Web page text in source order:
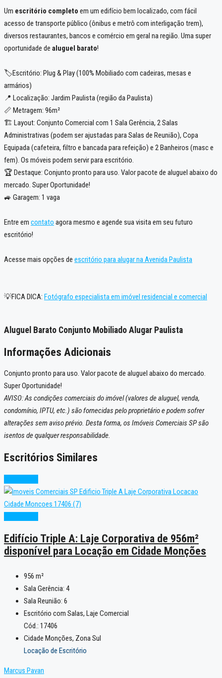
Um escritório completo em um edifício bem localizado, com fácil
acesso de transporte público (ônibus e metrô com interligação trem),
diversos restaurantes, bancos e comércio em geral na região. Uma super
oportunidade de aluguel barato!
🏷️Escritório: Plug & Play (100% Mobiliado com cadeiras, mesas e
armários)
📍 Localização: Jardim Paulista (região da Paulista)
📏 Metragem: 96m²
🏗️ Layout: Conjunto Comercial com 1 Sala Gerência, 2 Salas
Administrativas (podem ser ajustadas para Salas de Reunião), Copa
Equipada (cafeteira, filtro e bancada para refeição) e 2 Banheiros (masc e
fem). Os móveis podem servir para escritório.
🏆 Destaque: Conjunto pronto para uso. Valor pacote de aluguel abaixo do
mercado. Super Oportunidade!
🚙 Garagem: 1 vaga
Entre em contato agora mesmo e agende sua visita em seu futuro
escritório!
Acesse mais opções de escritório para alugar na Avenida Paulista
💡FICA DICA: Fotógrafo especialista em imóvel residencial e comercial
Aluguel Barato Conjunto Mobiliado Alugar Paulista
Informações Adicionais
Conjunto pronto para uso. Valor pacote de aluguel abaixo do mercado.
Super Oportunidade!
AVISO: As condições comerciais do imóvel (valores de aluguel, venda,
condomínio, IPTU, etc.) são fornecidas pelo proprietário e podem sofrer
alterações sem aviso prévio. Desta forma, os Imóveis Comerciais SP são
isentos de qualquer responsabilidade.
Escritórios Similares
Edifício Triple A: Laje Corporativa de 956m²
disponível para Locação em Cidade Monções
956 m²
Sala Gerência: 4
Sala Reunião: 6
Escritório com Salas, Laje Comercial
Cód.: 17406
Cidade Monções, Zona Sul
Locação de Escritório
Marcus Pavan